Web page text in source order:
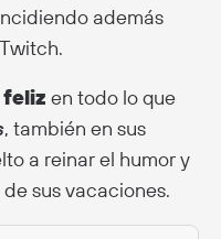
además
feliz en todo lo que
, también en sus
a reinar el humor y
sus vacaciones.